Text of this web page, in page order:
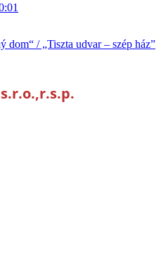
dom“ / „Tiszta udvar – szép ház”